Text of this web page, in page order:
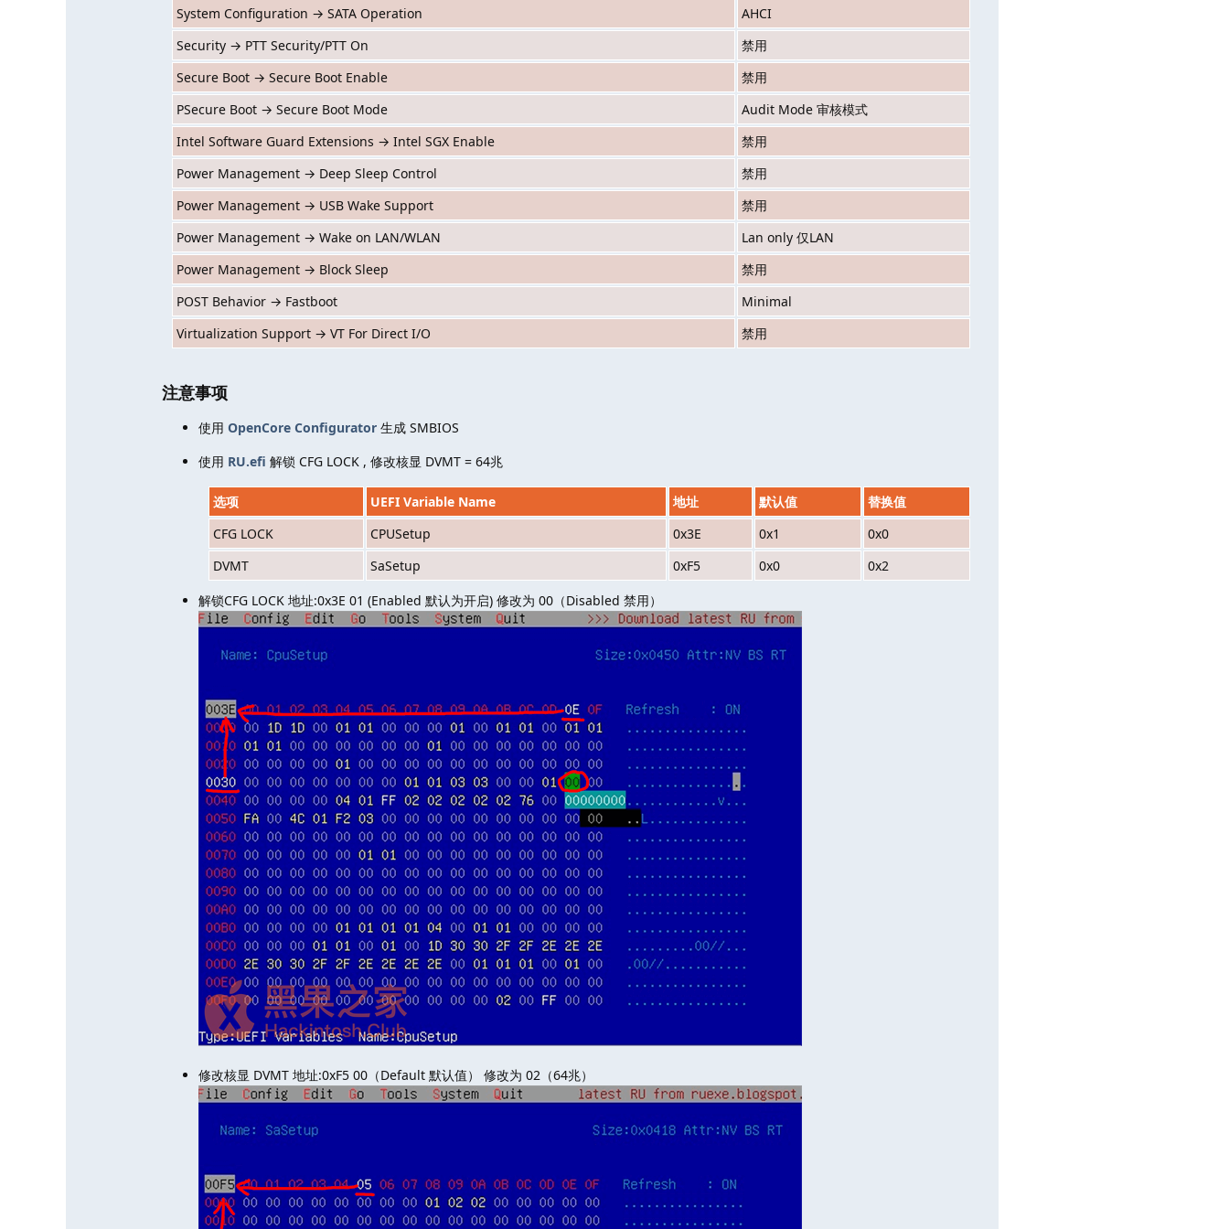
System Configuration → SATA Operation
AHCI
Security → PTT Security/PTT On
禁用
Secure Boot → Secure Boot Enable
禁用
PSecure Boot → Secure Boot Mode
Audit Mode 审核模式
Intel Software Guard Extensions → Intel SGX Enable
禁用
Power Management → Deep Sleep Control
禁用
Power Management → USB Wake Support
禁用
Power Management → Wake on LAN/WLAN
Lan only 仅LAN
Power Management → Block Sleep
禁用
POST Behavior → Fastboot
Minimal
Virtualization Support → VT For Direct I/O
禁用
注意事项
使用 OpenCore Configurator 生成 SMBIOS
使用 RU.efi 解锁 CFG LOCK , 修改核显 DVMT = 64兆
选项 UEFI Variable Name 地址 默认值
替换值
CFG LOCK
CPUSetup 0x3E 0x1
0x0
DVMT
SaSetup 0xF5 0x0 0x2
解锁CFG LOCK 地址:0x3E 01 (Enabled 默认为开启) 修改为 00（Disabled 禁用）
修改核显 DVMT 地址:0xF5 00（Default 默认值） 修改为 02（64兆）